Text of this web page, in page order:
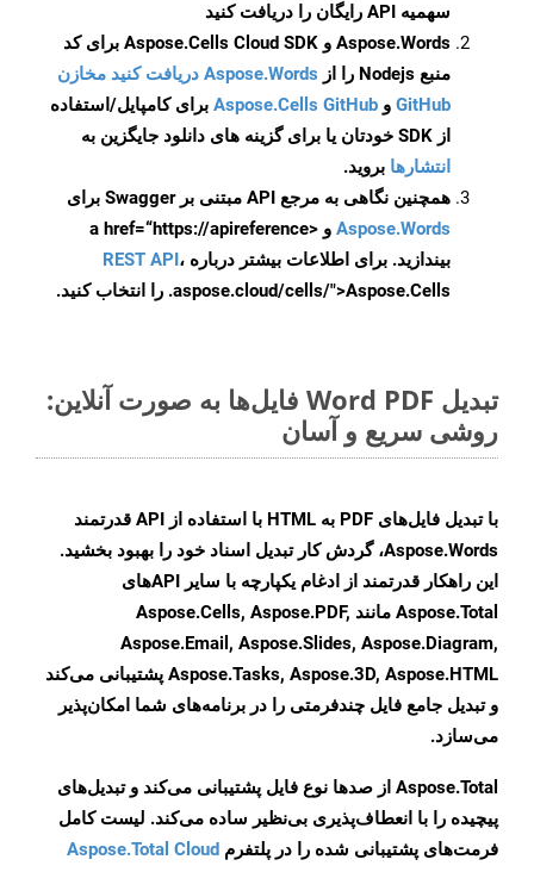
سهمیه API رایگان را دریافت کنید
Aspose.Words و Aspose.Cells Cloud SDK برای کد
منبع Nodejs را از
Aspose.Words دریافت کنید مخازن
GitHub و Aspose.Cells GitHub برای کامپایل/استفاده
از SDK خودتان یا برای گزینه های دانلود جایگزین به
انتشارها بروید.
همچنین نگاهی به مرجع API مبتنی بر Swagger برای
Aspose.Words
و <a href=“https://apireference
بیندازید. برای اطلاعات بیشتر درباره REST API،
.aspose.cloud/cells/">Aspose.Cells را انتخاب کنید.
تبدیل Word PDF فایل‌ها به صورت آنلاین:
روشی سریع و آسان
با تبدیل فایل‌های PDF به HTML با استفاده از API قدرتمند
Aspose.Words، گردش کار تبدیل اسناد خود را بهبود بخشید.
این راهکار قدرتمند از ادغام یکپارچه با سایر APIهای
Aspose.Total مانند Aspose.Cells, Aspose.PDF,
Aspose.Email, Aspose.Slides, Aspose.Diagram,
Aspose.Tasks, Aspose.3D, Aspose.HTML پشتیبانی می‌کند
و تبدیل جامع فایل چندفرمتی را در برنامه‌های شما امکان‌پذیر
می‌سازد.
Aspose.Total از صدها نوع فایل پشتیبانی می‌کند و تبدیل‌های
پیچیده را با انعطاف‌پذیری بی‌نظیر ساده می‌کند. لیست کامل
فرمت‌های پشتیبانی شده را در پلتفرم Aspose.Total Cloud